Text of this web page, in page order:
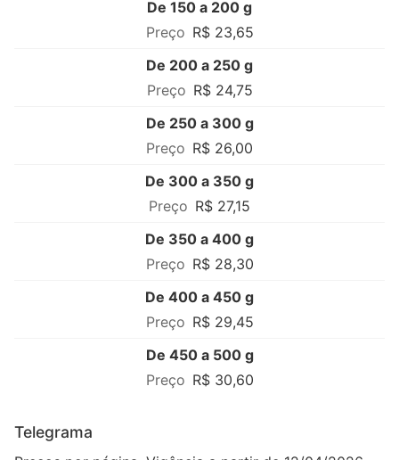
De 150 a 200 g
R$ 23,65
De 200 a 250 g
R$ 24,75
De 250 a 300 g
R$ 26,00
De 300 a 350 g
R$ 27,15
De 350 a 400 g
R$ 28,30
De 400 a 450 g
R$ 29,45
De 450 a 500 g
R$ 30,60
Telegrama